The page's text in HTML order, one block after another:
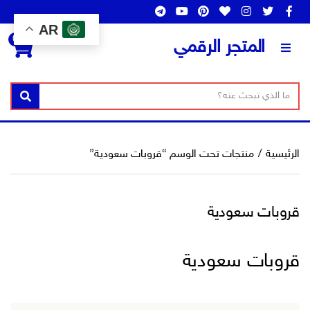
المتجر الرقمي
س
ا
ن
ف
ص
ا
ب
ح
بحث
0
الرئيسية / منتجات تحت الوسم “قروبات سعودية”
قروبات سعودية
قروبات سعودية
AR